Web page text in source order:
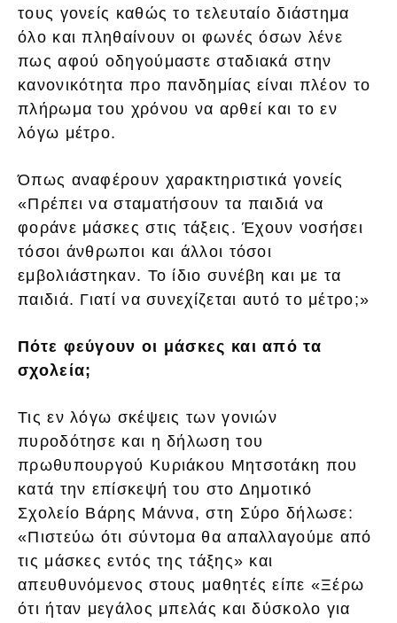
τους γονείς καθώς το τελευταίο διάστημα
όλο και πληθαίνουν οι φωνές όσων λένε
πως αφού οδηγούμαστε σταδιακά στην
κανονικότητα προ πανδημίας είναι πλέον το
πλήρωμα του χρόνου να αρθεί και το εν
λόγω μέτρο.
Όπως αναφέρουν χαρακτηριστικά γονείς
«Πρέπει να σταματήσουν τα παιδιά να
φοράνε μάσκες στις τάξεις. Έχουν νοσήσει
τόσοι άνθρωποι και άλλοι τόσοι
εμβολιάστηκαν. Το ίδιο συνέβη και με τα
παιδιά. Γιατί να συνεχίζεται αυτό το μέτρο;»
Πότε φεύγουν οι μάσκες και από τα
σχολεία;
Τις εν λόγω σκέψεις των γονιών
πυροδότησε και η δήλωση του
πρωθυπουργού Κυριάκου Μητσοτάκη που
κατά την επίσκεψή του στο Δημοτικό
Σχολείο Βάρης Μάννα, στη Σύρο δήλωσε:
«Πιστεύω ότι σύντομα θα απαλλαγούμε από
τις μάσκες εντός της τάξης» και
απευθυνόμενος στους μαθητές είπε «Ξέρω
ότι ήταν μεγάλος μπελάς και δύσκολο για